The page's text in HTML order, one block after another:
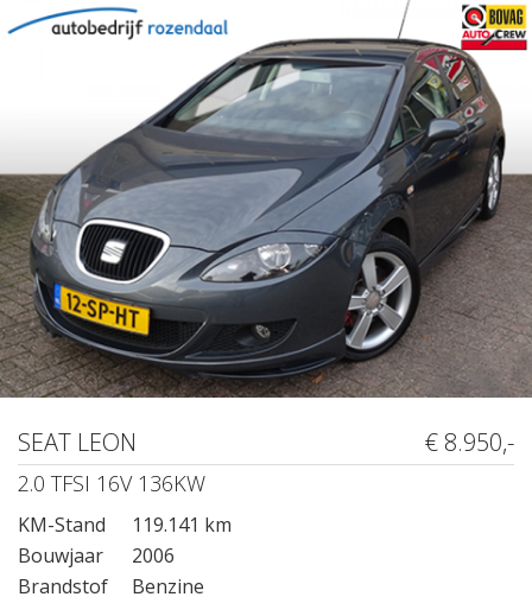
SEAT LEON € 8.950,-
2.0 TFSI 16V 136KW
KM-Stand
119.141 km
Bouwjaar
2006
Brandstof
Benzine